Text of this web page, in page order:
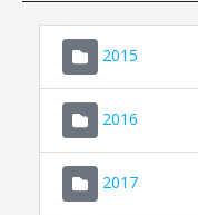
2015
2016
2017